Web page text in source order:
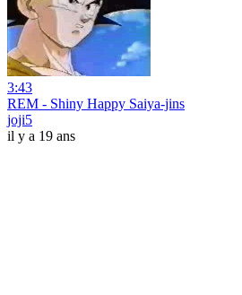
3:43
REM - Shiny Happy Saiya-jins
joji5
il y a 19 ans